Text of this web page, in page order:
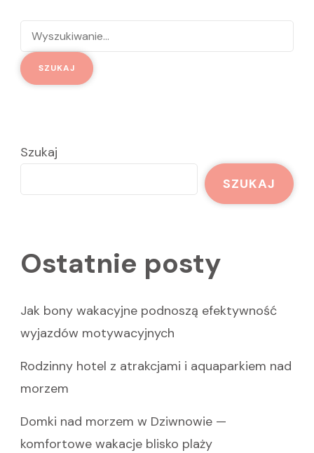
Szukaj:
Szukaj
SZUKAJ
Ostatnie posty
Jak bony wakacyjne podnoszą efektywność
wyjazdów motywacyjnych
Rodzinny hotel z atrakcjami i aquaparkiem nad
morzem
Domki nad morzem w Dziwnowie —
komfortowe wakacje blisko plaży